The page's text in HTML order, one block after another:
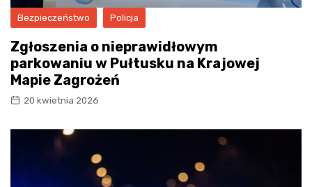
Bezpieczeństwo Policja
Zgłoszenia o nieprawidłowym
parkowaniu w Pułtusku na Krajowej
Mapie Zagrożeń
20 kwietnia 2026